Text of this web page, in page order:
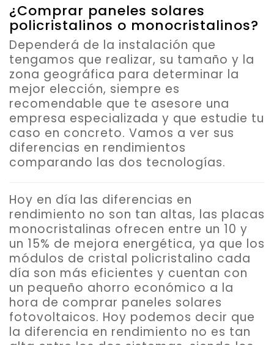
¿Comprar paneles solares
policristalinos o monocristalinos?
Dependerá de la instalación que
tengamos que realizar, su tamaño y la
zona geográfica para determinar la
mejor elección, siempre es
recomendable que te asesore una
empresa especializada y que estudie tu
caso en concreto. Vamos a ver sus
diferencias en rendimientos
comparando las dos tecnologías.
Hoy en día las diferencias en
rendimiento no son tan altas, las placas
monocristalinas ofrecen entre un 10 y
un 15% de mejora energética, ya que los
módulos de cristal policristalino cada
día son más eficientes y cuentan con
un pequeño ahorro económico a la
hora de comprar paneles solares
fotovoltaicos. Hoy podemos decir que
la diferencia en rendimiento no es tan